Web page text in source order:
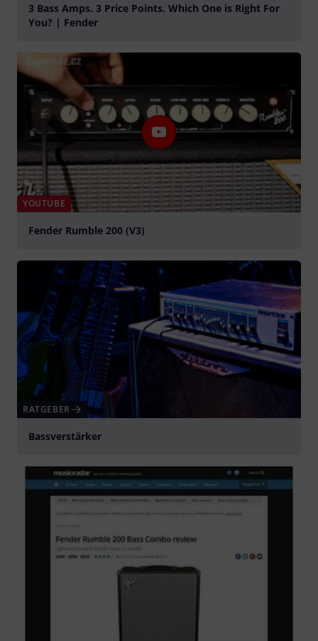
3 Bass Amps. 3 Price Points. Which One is Right For
You? | Fender
YOUTUBE
Fender Rumble 200 (V3)
RATGEBER
Bassverstärker